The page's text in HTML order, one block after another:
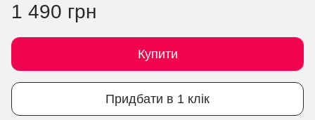
1 490 грн
Купити
Придбати в 1 клік